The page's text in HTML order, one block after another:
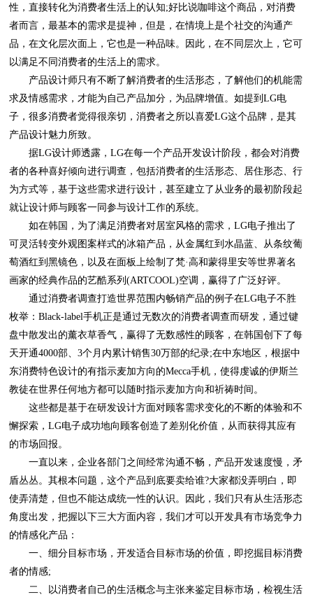
以满足不同消费者的生活上的需求。
产品设计魅力所致。
就让设计师与顾客一同参与设计工作的系统。
画家的经典作品的艺酷系列(ARTCOOL)空调，赢得了广泛好评。
教徒在世界任何地方都可以随时指示麦加方向和祈祷时间。
的市场回报。
的情感化产品：
者的情感;